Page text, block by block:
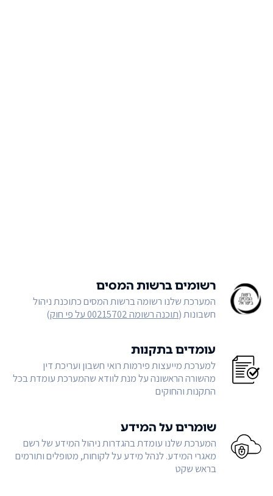
רשומים ברשות המסים
המערכת שלנו רשומה ברשות המסים כתוכנת ניהול
חשבונות (תוכנה רשומה 00215702 על פי חוק )
עומדים בתקנות
למערכת מייעצות פירמות רואי חשבון ועריכת דין
מהשורה הראשונה על מנת לוודא שהמערכת עומדת בכל
התקנות והחוקים
שומרים על המידע
המערכת שלנו עומדת בהגדרות ניהול המידע של רשם
מאגרי המידע. לנהל מידע על לקוחות, מטופלים ותורמים
בראש שקט